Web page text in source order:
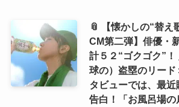
📎 【懐かしの“替え
CM第二弾】俳優・
計５２“ゴクゴク”
球の）盗塁のリー
タビューでは、最
告白！「お風呂場